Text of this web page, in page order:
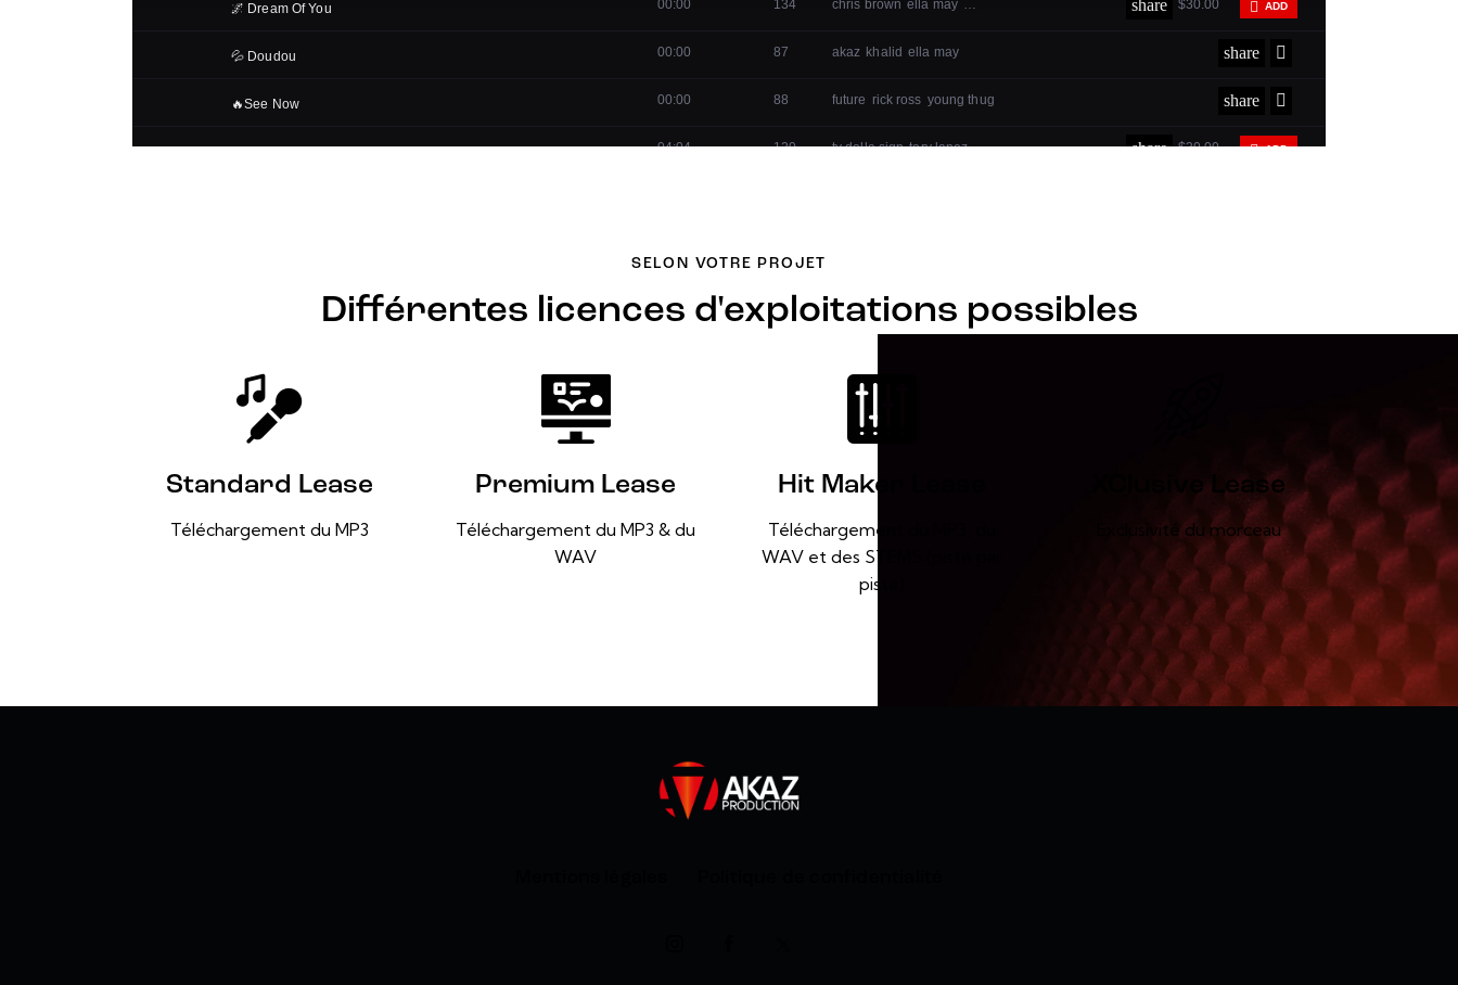
SELON VOTRE PROJET
Différentes licences d'exploitations possibles
Standard Lease
Téléchargement du MP3
Premium Lease
Téléchargement du MP3 & du
WAV
Hit Maker Lease
Téléchargement du MP3, du
WAV et des STEMS (piste par
piste)
XClusive Lease
Exclusivité du morceau